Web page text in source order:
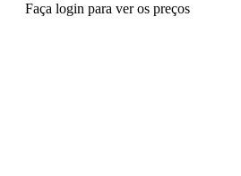
Faça login para ver os preços